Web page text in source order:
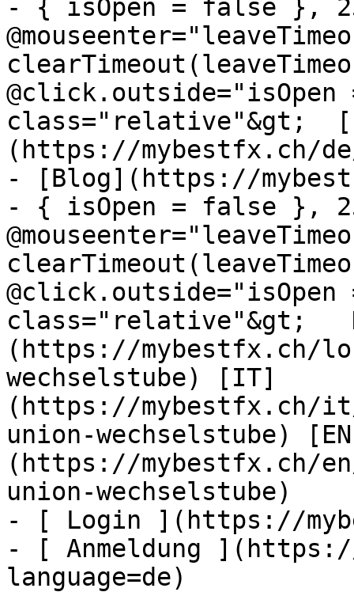
- { isOpen = false },
class="relative"&gt;  [
(https://mybestfx.ch/
- [Blog](https://
- { isOpen = false },
class="relative"&gt;
(https://mybestfx.ch/
wechselstube) [IT]
(https://mybestfx.ch/
union-wechselstube)
(https://mybestfx.ch/
union-wechselstube)
- [ Login ](https://
- [ Anmeldung
language=de)